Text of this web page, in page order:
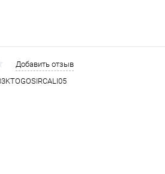
Добавить отзыв